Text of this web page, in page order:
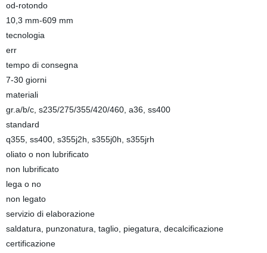
od-rotondo
10,3 mm-609 mm
tecnologia
err
tempo di consegna
7-30 giorni
materiali
gr.a/b/c, s235/275/355/420/460, a36, ss400
standard
q355, ss400, s355j2h, s355j0h, s355jrh
oliato o non lubrificato
non lubrificato
lega o no
non legato
servizio di elaborazione
saldatura, punzonatura, taglio, piegatura, decalcificazione
certificazione